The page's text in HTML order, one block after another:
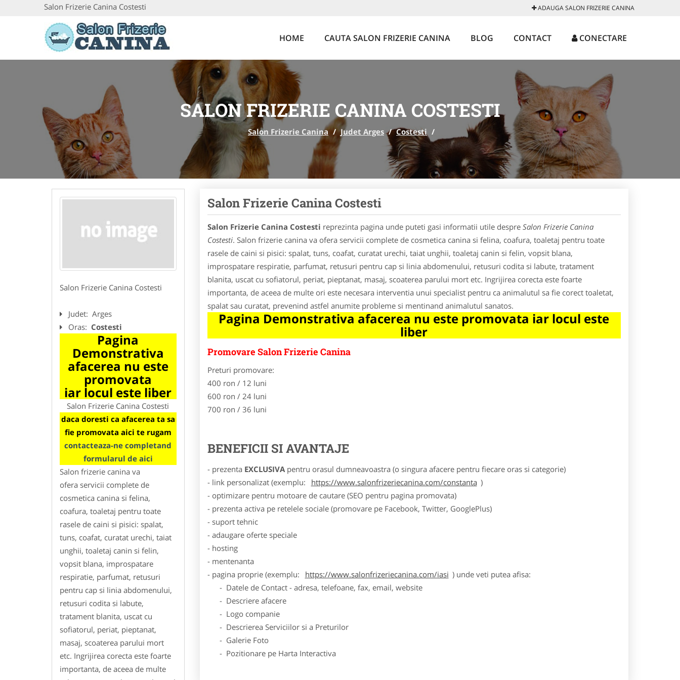
Salon Frizerie Canina Costesti ADAUGA SALON FRIZERIE CANINA
HOME CAUTA SALON FRIZERIE CANINA BLOG CONTACT CONECTARE
SALON FRIZERIE CANINA COSTESTI
Salon Frizerie Canina / Judet Arges / Costesti /
Salon Frizerie Canina Costesti
Judet: Arges
Oras: Costesti
Pagina
Demonstrativa
afacerea nu este
promovata
iar locul este liber
Salon Frizerie Canina Costesti
daca doresti ca afacerea ta sa
fie promovata aici te rugam
contacteaza-ne completand
formularul de aici
Salon frizerie canina va
ofera servicii complete de
cosmetica canina si felina,
coafura, toaletaj pentru toate
rasele de caini si pisici: spalat,
tuns, coafat, curatat urechi, taiat
unghii, toaletaj canin si felin,
vopsit blana, improspatare
respiratie, parfumat, retusuri
pentru cap si linia abdomenului,
retusuri codita si labute,
tratament blanita, uscat cu
sofiatorul, periat, pieptanat,
masaj, scoaterea parului mort
etc. Ingrijirea corecta este foarte
importanta, de aceea de multe
Salon Frizerie Canina Costesti
Salon Frizerie Canina Costesti reprezinta pagina unde puteti gasi informatii utile despre Salon Frizerie Canina
Costesti. Salon frizerie canina va ofera servicii complete de cosmetica canina si felina, coafura, toaletaj pentru toate
rasele de caini si pisici: spalat, tuns, coafat, curatat urechi, taiat unghii, toaletaj canin si felin, vopsit blana,
improspatare respiratie, parfumat, retusuri pentru cap si linia abdomenului, retusuri codita si labute, tratament
blanita, uscat cu sofiatorul, periat, pieptanat, masaj, scoaterea parului mort etc. Ingrijirea corecta este foarte
importanta, de aceea de multe ori este necesara interventia unui specialist pentru ca animalutul sa fie corect toaletat,
spalat sau curatat, prevenind astfel anumite probleme si mentinand animalutul sanatos.
Pagina Demonstrativa afacerea nu este promovata iar locul este
liber
Promovare Salon Frizerie Canina
Preturi promovare:
400 ron / 12 luni
600 ron / 24 luni
700 ron / 36 luni
BENEFICII SI AVANTAJE
- prezenta EXCLUSIVApentru orasul dumneavoastra (o singura afacere pentru fiecare oras si categorie)
- link personalizat (exemplu:
https://www.salonfrizeriecanina.com/constanta )
- optimizare pentru motoare de cautare (SEO pentru pagina promovata)
- prezenta activa pe retelele sociale (promovare pe Facebook, Twitter, GooglePlus)
- suport tehnic
- adaugare oferte speciale
- hosting
- mentenanta
- pagina proprie (exemplu:
https://www.salonfrizeriecanina.com/iasi ) unde veti putea afisa:
- Datele de Contact - adresa, telefoane, fax, email, website
- Descriere afacere
- Logo companie
- Descrierea Serviciilor si a Preturilor
- Galerie Foto
- Pozitionare pe Harta Interactiva